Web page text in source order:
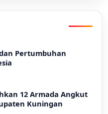
Pertumbuhan
12 Armada Angkut
Kuningan